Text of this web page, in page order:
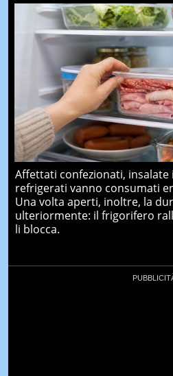
Affettati confezionati,
refrigerati vanno consumati
Una volta aperti, inoltre, la
ulteriormente: il frigorifero
li blocca.